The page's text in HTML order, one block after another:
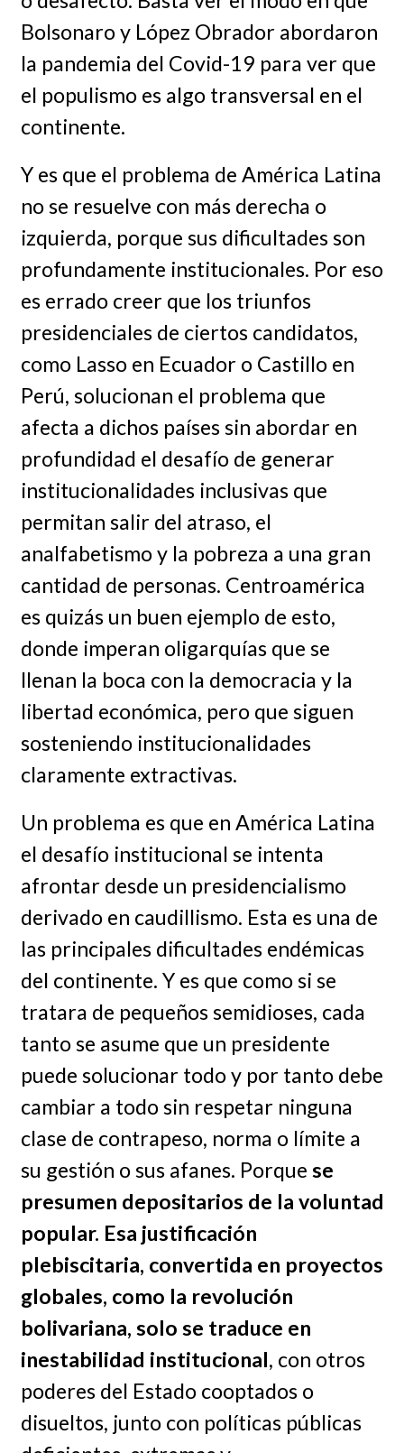
Bolsonaro y López Obrador abordaron
la pandemia del Covid-19 para ver que
el populismo es algo transversal en el
continente.
Y es que el problema de América Latina
no se resuelve con más derecha o
izquierda, porque sus dificultades son
profundamente institucionales. Por eso
es errado creer que los triunfos
presidenciales de ciertos candidatos,
como Lasso en Ecuador o Castillo en
Perú, solucionan el problema que
afecta a dichos países sin abordar en
profundidad el desafío de generar
institucionalidades inclusivas que
permitan salir del atraso, el
analfabetismo y la pobreza a una gran
cantidad de personas. Centroamérica
es quizás un buen ejemplo de esto,
donde imperan oligarquías que se
llenan la boca con la democracia y la
libertad económica, pero que siguen
sosteniendo institucionalidades
claramente extractivas.
Un problema es que en América Latina
el desafío institucional se intenta
afrontar desde un presidencialismo
derivado en caudillismo. Esta es una de
las principales dificultades endémicas
del continente. Y es que como si se
tratara de pequeños semidioses, cada
tanto se asume que un presidente
puede solucionar todo y por tanto debe
cambiar a todo sin respetar ninguna
clase de contrapeso, norma o límite a
su gestión o sus afanes. Porque se
presumen depositarios de la voluntad
popular. Esa justificación
plebiscitaria, convertida en proyectos
globales, como la revolución
bolivariana, solo se traduce en
inestabilidad institucional, con otros
poderes del Estado cooptados o
disueltos, junto con políticas públicas